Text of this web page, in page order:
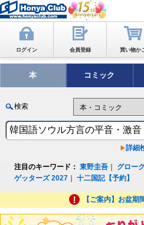
ログイン 会員登録 買い物か
本 コミック
検索
詳細
注目のキーワード： 東野圭吾 グロー
ゲッターズ 2027 ｜十二国記【予約】
【ご案内】お盆期